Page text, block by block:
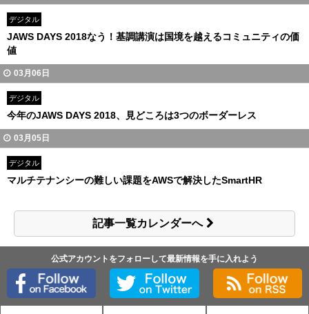
デジタル
JAWS DAYS 2018なう！基調講演は国境を越えるコミュニティの価
値
03月06日
デジタル
今年のJAWS DAYS 2018、見どころは3つのボーダーレス
03月05日
デジタル
マルチテナンシーの難しい課題をAWSで解決したSmartHR
記事一覧カレンダーへ
公式アカウントをフォローして最新情報を手に入れよう